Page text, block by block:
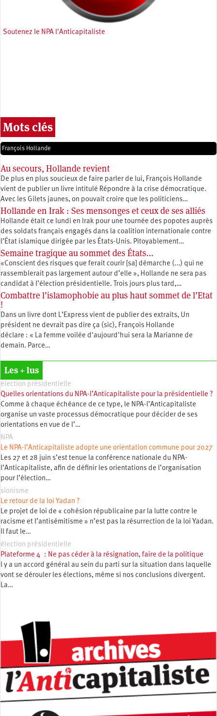
Soutenez le NPA l'Anticapitaliste
Mots clés
François Hollande
Au secours, Hollande revient
De plus en plus soucieux de faire parler de lui, François Hollande
vient de publier un livre intitulé Répondre à la crise démocratique.
Avec les Gilets jaunes, on pouvait croire que les politiciens…
Hollande en Irak : Ses mensonges et ceux de ses alliés
Hollande était ce lundi en Irak pour une tournée des popotes auprès
des soldats français engagés dans la coalition internationale contre
l’État islamique dirigée par les États-Unis. Pitoyablement…
Semaine tragique au sommet des États...
«Conscient des risques que ferait courir [sa] démarche (...) qui ne
rassemblerait pas largement autour d’elle », Hollande ne sera pas
candidat à l’élection présidentielle. Trois jours plus tard,…
Combattre l’islamophobie au plus haut sommet de l’Etat
!
Dans un livre dont L’Express vient de publier des extraits, Un
président ne devrait pas dire ça (sic), François Hollande
déclare : « La femme voilée d'aujourd'hui sera la Marianne de
demain. Parce…
Les + lus
élection présidentielle
Quelles orientations du NPA-l’Anticapitaliste pour la présidentielle ?
Comme à chaque échéance de ce type, le NPA-l’Anticapitaliste
organise un vaste processus démocratique pour décider de ses
orientations en vue de l’…
NPA
Le NPA-l’Anticapitaliste adopte une orientation commune pour 2027
Les 27 et 28 juin s’est tenue la conférence nationale du NPA-
l’Anticapitaliste, afin de définir les orientations de l’organisation
pour l’élection…
sionisme
Le retour de la loi Yadan ?
Le projet de loi de « cohésion républicaine par la lutte contre le
racisme et l’antisémitisme » n’est pas la résurrection de la loi Yadan.
Il faut le…
élection présidentielle
Plateforme 4 : Ne pas céder à la résignation, faire de la politique
l y a un accord général au sein du parti sur la situation dans laquelle
vont se dérouler les élections, même si nos conclusions divergent.
La…